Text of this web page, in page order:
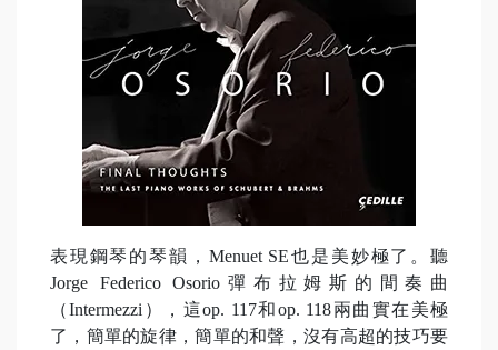
表現鋼琴的琴韻，Menuet SE也是美妙極了。聽
Jorge Federico Osorio彈布拉姆斯的間奏曲
（Intermezzi），這op. 117和op. 118兩曲實在美極
了，簡單的旋律，簡單的和聲，沒有高超的技巧要